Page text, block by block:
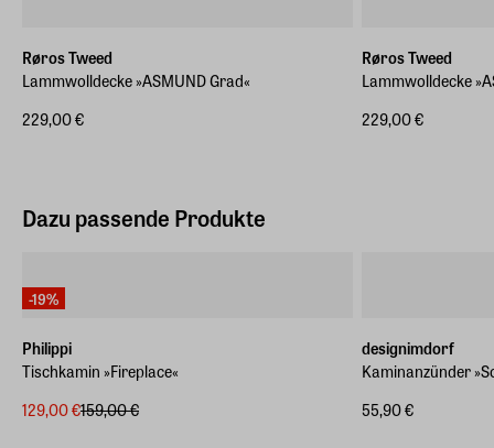
Røros Tweed
Lammwolldecke »ASMUND Grad«
229,00 €
Røros Tweed
Lammwolldecke
229,00 €
Dazu passende Produkte
-19%
Philippi
Tischkamin »Fireplace«
129,00 €159,00 €
designimdorf
Kaminanzünder
55,90 €